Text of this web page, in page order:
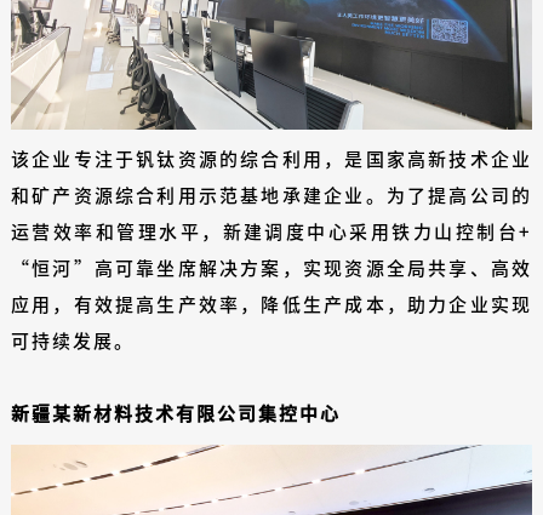
该企业专注于钒钛资源的综合利用，是国家高新技术企业
和矿产资源综合利用示范基地承建企业。为了提高公司的
运营效率和管理水平，新建调度中心采用铁力山控制台+
“恒河”高可靠坐席解决方案，实现资源全局共享、高效
应用，有效提高生产效率，降低生产成本，助力企业实现
可持续发展。
新疆某新材料技术有限公司集控中心